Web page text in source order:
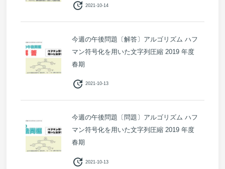
update 2021-10-14
今週の午後問題〔解答〕アルゴリズム ハフ
マン符号化を用いた文字列圧縮 2019 年度
春期
update 2021-10-13
今週の午後問題〔問題〕アルゴリズム ハフ
マン符号化を用いた文字列圧縮 2019 年度
春期
update 2021-10-13